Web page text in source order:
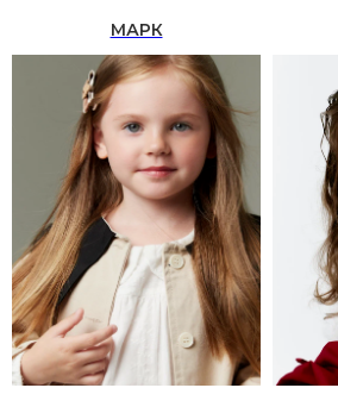
МАРК
+7 (999)277-74-90
Написать в Telegram
Наш адрес: Марксистская 34
корп 4
MONEma ШКОЛА
Главная страница